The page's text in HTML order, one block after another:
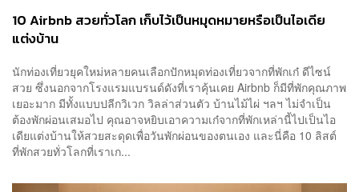
10 Airbnb สวยทั่วโลก เก็บไว้เป็นหมุดหมายหรือเป็นไอเดีย
แต่งบ้าน
นักท่องเที่ยวยุคใหม่หลายคนเลือกปักหมุดท่องเที่ยวจากที่พักเก๋ ดีไซน์
สวย ซึ่งนอกจากโรงแรมแบรนด์ดังที่เราคุ้นเคย Airbnb ก็มีที่พักคุณภาพ
เยอะมาก มีทั้งแบบปลีกวิเวก วิลล่าส่วนตัว บ้านไม้ไผ่ ฯลฯ ไม่จำเป็น
ต้องพักผ่อนเสมอไป คุณอาจหยิบเอาความเก๋จากที่พักเหล่านี้ไปเป็นไอ
เดียแต่งบ้านให้สวยสะดุดเพื่อวันพักผ่อนของตนเอง และนี่คือ 10 ลิสต์
ที่พักสวยทั่วโลกที่เราเก...